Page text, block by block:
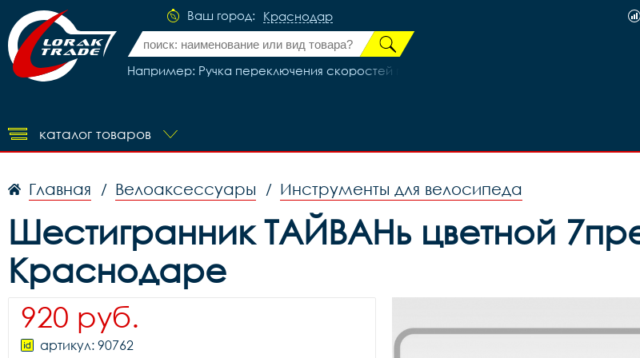
Ваш город: Краснодар
Например: Ручка переключения скоростей правая ST-EF 41-6R, код 657
каталог товаров
Главная / Велоаксессуары / Инструменты для велосипеда
Шестигранник ТАЙВАНь цветной
Краснодаре
920 руб.
артикул: 90762